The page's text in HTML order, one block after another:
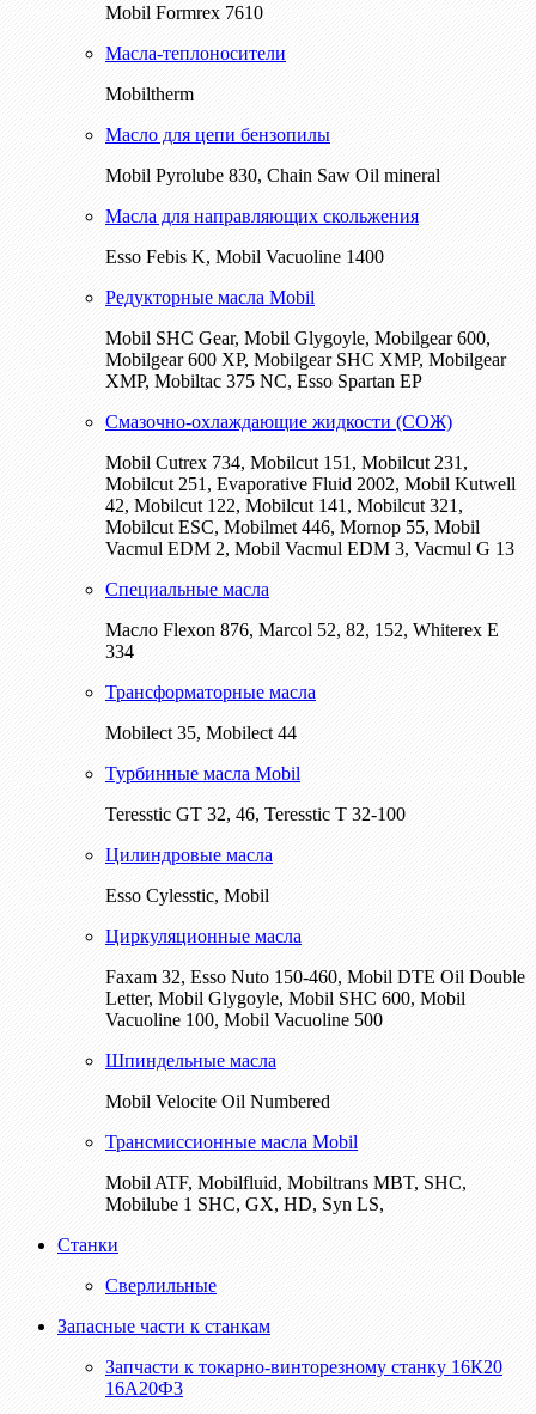
Mobil Formrex 7610
Масла-теплоносители
Mobiltherm
Масло для цепи бензопилы
Mobil Pyrolube 830, Chain Saw Oil mineral
Масла для направляющих скольжения
Esso Febis K, Mobil Vacuoline 1400
Редукторные масла Mobil
Mobil SHC Gear, Mobil Glygoyle, Mobilgear 600,
Mobilgear 600 XP, Mobilgear SHC XMP, Mobilgear
XМP, Mobiltac 375 NC, Esso Spartan EP
Смазочно-охлаждающие жидкости (СОЖ)
Mobil Cutrex 734, Mobilcut 151, Mobilcut 231,
Mobilcut 251, Evaporative Fluid 2002, Mobil Kutwell
42, Mobilcut 122, Mobilcut 141, Mobilcut 321,
Mobilcut ESC, Mobilmet 446, Mornop 55, Mobil
Vacmul EDM 2, Mobil Vacmul EDM 3, Vacmul G 13
Специальные масла
Масло Flexon 876, Marcol 52, 82, 152, Whiterex E
334
Трансформаторные масла
Mobilect 35, Mobilect 44
Турбинные масла Mobil
Teresstic GT 32, 46, Teresstic T 32-100
Цилиндровые масла
Esso Cylesstic, Mobil
Циркуляционные масла
Faxam 32, Esso Nuto 150-460, Mobil DTE Oil Double
Letter, Mobil Glygoyle, Mobil SHC 600, Mobil
Vacuoline 100, Mobil Vacuoline 500
Шпиндельные масла
Mobil Velocite Oil Numbered
Трансмиссионные масла Mobil
Mobil ATF, Mobilfluid, Mobiltrans MBT, SHC,
Mobilube 1 SHC, GX, HD, Syn LS,
Станки
Сверлильные
Запасные части к станкам
Запчасти к токарно-винторезному станку 16К20
16А20Ф3